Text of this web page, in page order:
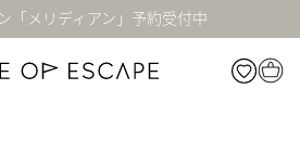
「メリディアン」予約受付中